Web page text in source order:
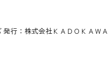
行：株式会社ＫＡＤＯＫＡＷＡ